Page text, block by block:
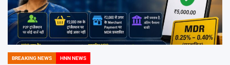
POSTED
BREAKING NEWS HNN NEWS